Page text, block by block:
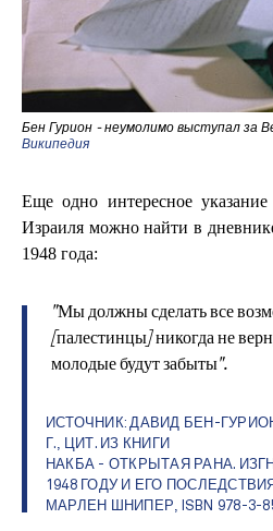
Бен Гурион - неумолимо выступал за
Википедия
Еще одно интересное
Израиля можно найти в
1948 года:
"Мы должны сделать все
[палестинцы] никогда не
молодые будут забыты".
ИСТОЧНИК: ДАВИД БЕН-
Г., ЦИТ. ИЗ КНИГИ
НАКБА - ОТКРЫТАЯ РАНА.
1948 ГОДУ И ЕГО
МАРЛЕН ШНИПЕР, ISBN 978-3-